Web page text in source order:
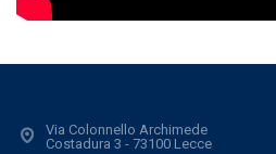
Via Colonnello Archimede
Costadura 3 - 73100 Lecce